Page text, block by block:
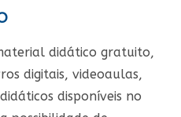
didático gratuito,
digitais, videoaulas,
disponíveis no